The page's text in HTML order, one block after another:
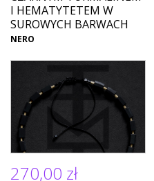
I HEMATYTETEM W
SUROWYCH BARWACH
NERO
270,00 zł